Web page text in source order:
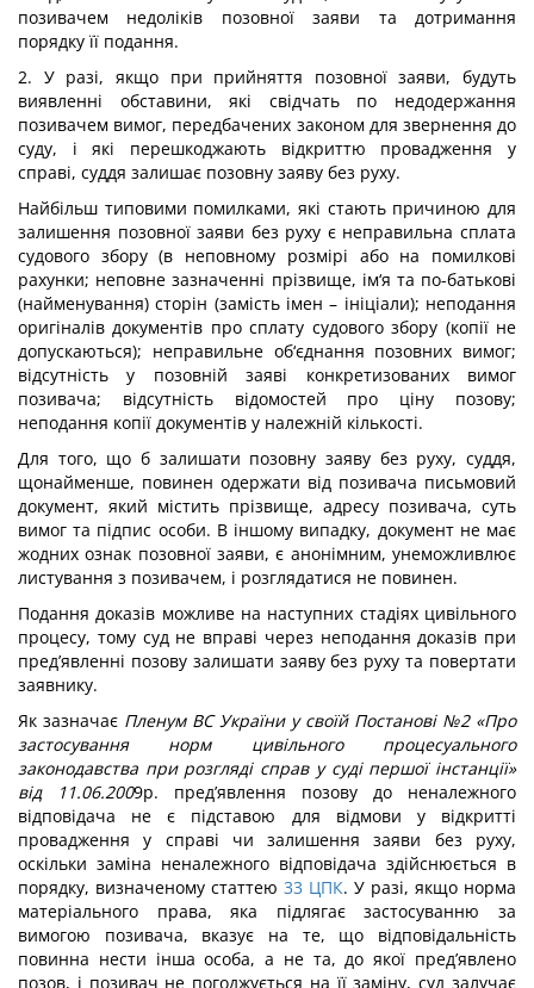
позивачем недоліків позовної заяви та дотримання
порядку її подання.
2. У разі, якщо при прийняття позовної заяви, будуть
виявленні обставини, які свідчать по недодержання
позивачем вимог, передбачених законом для звернення до
суду, і які перешкоджають відкриттю провадження у
справі, суддя залишає позовну заяву без руху.
Найбільш типовими помилками, які стають причиною для
залишення позовної заяви без руху є неправильна сплата
судового збору (в неповному розмірі або на помилкові
рахунки; неповне зазначенні прізвище, ім‘я та по-батькові
(найменування) сторін (замість імен – ініціали); неподання
оригіналів документів про сплату судового збору (копії не
допускаються); неправильне об‘єднання позовних вимог;
відсутність у позовній заяві конкретизованих вимог
позивача; відсутність відомостей про ціну позову;
неподання копії документів у належній кількості.
Для того, що б залишати позовну заяву без руху, суддя,
щонайменше, повинен одержати від позивача письмовий
документ, який містить прізвище, адресу позивача, суть
вимог та підпис особи. В іншому випадку, документ не має
жодних ознак позовної заяви, є анонімним, унеможливлює
листування з позивачем, і розглядатися не повинен.
Подання доказів можливе на наступних стадіях цивільного
процесу, тому суд не вправі через неподання доказів при
пред’явленні позову залишати заяву без руху та повертати
заявнику.
Як зазначає Пленум ВС України у своїй Постанові №2 «Про
застосування норм цивільного процесуального
законодавства при розгляді справ у суді першої інстанції»
від 11.06.2009р. пред’явлення позову до неналежного
відповідача не є підставою для відмови у відкритті
провадження у справі чи залишення заяви без руху,
оскільки заміна неналежного відповідача здійснюється в
порядку, визначеному статтею 33 ЦПК. У разі, якщо норма
матеріального права, яка підлягає застосуванню за
вимогою позивача, вказує на те, що відповідальність
повинна нести інша особа, а не та, до якої пред’явлено
позов, і позивач не погоджується на її заміну, суд залучає